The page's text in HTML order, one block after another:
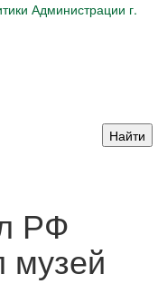
Администрации г.
РФ
музей